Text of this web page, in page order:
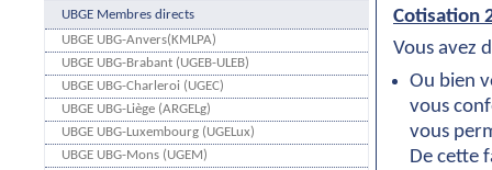
UBGE Membres directs
UBGE UBG-Anvers(KMLPA)
UBGE UBG-Brabant (UGEB-ULEB)
UBGE UBG-Charleroi (UGEC)
UBGE UBG-Liège (ARGELg)
UBGE UBG-Luxembourg (UGELux)
UBGE UBG-Mons (UGEM)
Cotisation
Vous avez
Ou bien
vous
vous
De cette